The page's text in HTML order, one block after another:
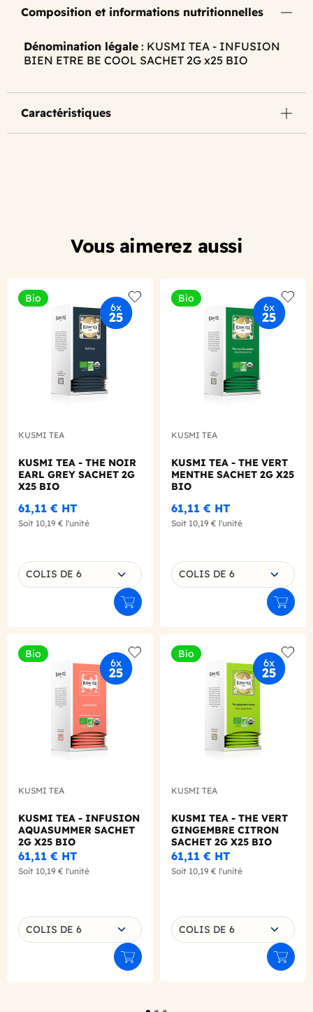
Composition et informations nutritionnelles
Dénomination légale : KUSMI TEA - INFUSION
BIEN ETRE BE COOL SACHET 2G x25 BIO
Caractéristiques
Vous aimerez aussi
Bio
Add to wishlist
KUSMI TEA
KUSMI TEA - THE NOIR
EARL GREY SACHET 2G
X25 BIO
61,11 € HT
Soit 10,19 € l'unité
Choisissez une déclinaison
COLIS DE 6
Ajouter au panier
Bio
Add
KUSMI TEA
KUSMI TEA - THE VERT
MENTHE SACHET 2G X25
BIO
61,11 € HT
Soit 10,19 € l'unité
Choisissez une déclinaison
COLIS DE 6
Bio
Add to wishlist
KUSMI TEA
KUSMI TEA - INFUSION
AQUASUMMER SACHET
2G X25 BIO
61,11 € HT
Soit 10,19 € l'unité
Choisissez une déclinaison
COLIS DE 6
Ajouter au panier
Bio
Add
KUSMI TEA
KUSMI TEA - THE VERT
GINGEMBRE CITRON
SACHET 2G X25 BIO
61,11 € HT
Soit 10,19 € l'unité
Choisissez une déclinaison
COLIS DE 6